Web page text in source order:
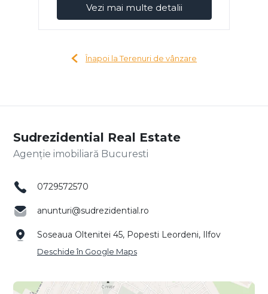
Vezi mai multe detalii
Înapoi la Terenuri de vânzare
Sudrezidential Real Estate
Agenție imobiliară Bucuresti
0729572570
anunturi@sudrezidential.ro
Soseaua Oltenitei 45, Popesti Leordeni, Ilfov
Deschide în Google Maps